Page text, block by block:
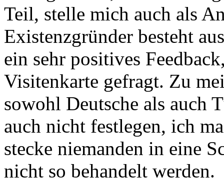
Teil, stelle mich auch als
Existenzgründer besteht
ein sehr positives
Visitenkarte gefragt. Zu
sowohl Deutsche als auch
auch nicht festlegen, ich
stecke niemanden in eine
nicht so behandelt werden.